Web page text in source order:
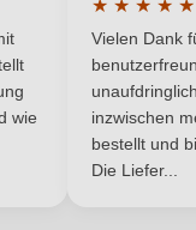
von 5 Sternen
wie
★ ★ ★ ★ ★
Vielen Dank
inzwischen
bestellt und
Die Liefer...